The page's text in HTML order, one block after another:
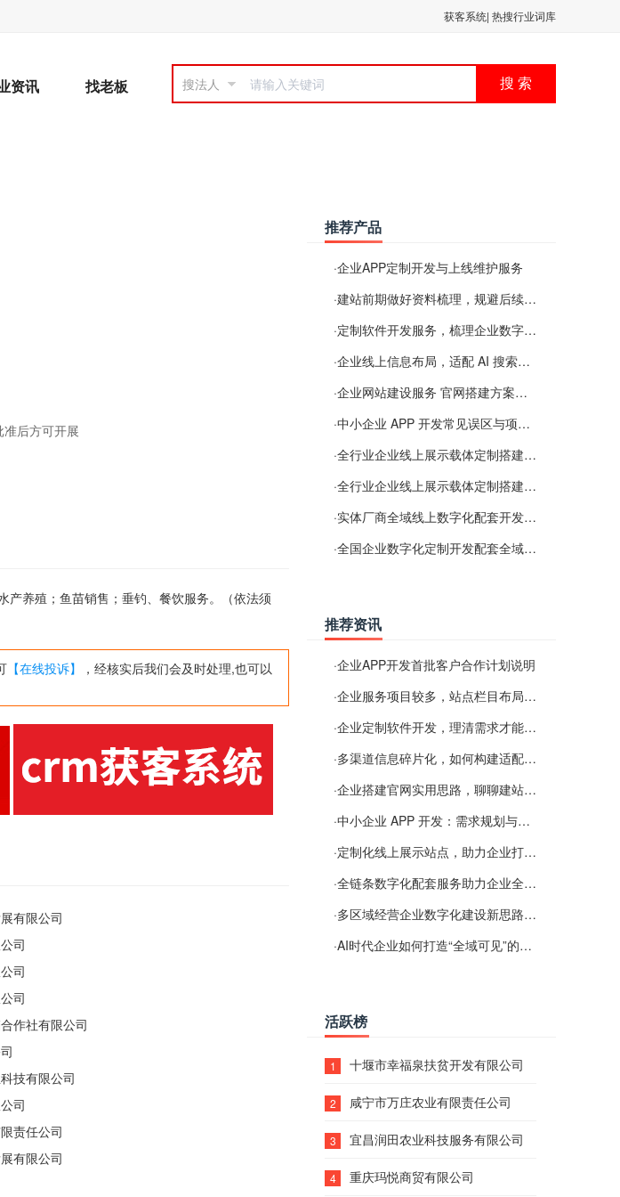
获客系统| 热搜行业词库
资讯 找老板 搜法人 搜 索
后方可开展
养殖；鱼苗销售；垂钓、餐饮服务。（依法须
【在线投诉】
，经核实后我们会及时处理,也可以
有限公司
司
司
司
作社有限公司
技有限公司
司
责任公司
有限公司
推荐产品
·企业APP定制开发与上线维护服务
·建站前期做好资料梳理，规避后续各类使用难题
·定制软件开发服务，梳理企业数字化落地常见难点
·企业线上信息布局，适配 AI 搜索需要留意这些要点
·企业网站建设服务 官网搭建方案经验分享
·中小企业 APP 开发常见误区与项目规划实用经验
·全行业企业线上展示载体定制搭建服务
·全行业企业线上展示载体定制搭建服务
·实体厂商全域线上数字化配套开发与地域检索优化服务
·全国企业数字化定制开发配套全域搜索优化服务
推荐资讯
·企业APP开发首批客户合作计划说明
·企业服务项目较多，站点栏目布局规划参考思路
·企业定制软件开发，理清需求才能提升数字化落地效率
·多渠道信息碎片化，如何构建适配 AI 检索的品牌信息源
·企业搭建官网实用思路，聊聊建站容易忽视的问题
·中小企业 APP 开发：需求规划与项目落地避坑经验分享
·定制化线上展示站点，助力企业打通线上经营渠道
·全链条数字化配套服务助力企业全域线上经营
·多区域经营企业数字化建设新思路：多端载体与地域检索一体化落地思路分享
·AI时代企业如何打造“全域可见”的数字资产？梓彤超越给出新解法
活跃榜
1 十堰市幸福泉扶贫开发有限公司
2 咸宁市万庄农业有限责任公司
3 宜昌润田农业科技服务有限公司
4 重庆玛悦商贸有限公司